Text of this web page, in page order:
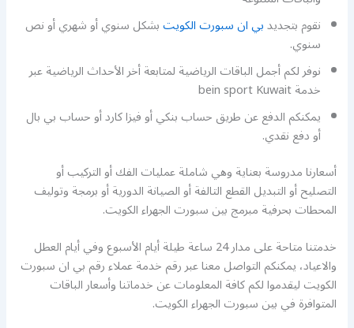
نقوم بتجديدبي ان سبورت الكويتبشكل سنوي أو شهري أو نص
سنوي.
نوفر لكم أجمل الباقات الرياضية لمتابعة أخر الأحداث الرياضية عبر
خدمة bein sport Kuwait
يمكنكم الدفع عن طريق حساب بنكي أو فيزا كارد أو حساب بي بال
أو دفع نقدي.
أسعارنا مدروسة بعناية وهي شاملة عمليات الفك أو التركيب أو
التصليح أو التبديل القطع التالفة أو الصيانة الدورية أو برمجة وتوليف
المحطات بحرفية مبرمج بين سبورت الجهراء الكويت.
خدمتنا متاحة على مدار 24 ساعة طيلة أيام الأسبوع وفي أيام العطل
والاعياد، يمكنكم التواصل معنا عبر رقم خدمة عملاء رقم بي ان سبورت
الكويت ليقدموا لكم كافة المعلومات عن خدماتنا وأسعار الباقات
المتوافرة في بين سبورت الجهراء الكويت.